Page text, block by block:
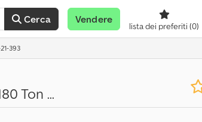
Cerca Vendere
lista dei preferiti (0)
393
Ton ...